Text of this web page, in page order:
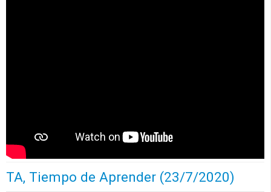
TA, Tiempo de Aprender (23/7/2020)